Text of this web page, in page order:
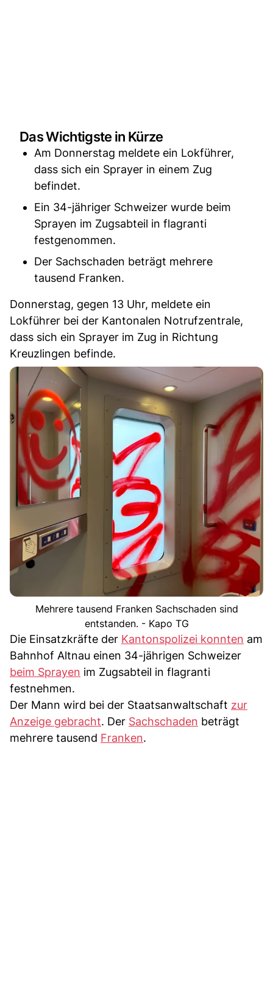
Das Wichtigste in Kürze
Am Donnerstag meldete ein Lokführer,
dass sich ein Sprayer in einem Zug
befindet.
Ein 34-jähriger Schweizer wurde beim
Sprayen im Zugsabteil in flagranti
festgenommen.
Der Sachschaden beträgt mehrere
tausend Franken.
Donnerstag, gegen 13 Uhr, meldete ein
Lokführer bei der Kantonalen Notrufzentrale,
dass sich ein Sprayer im Zug in Richtung
Kreuzlingen befinde.
Mehrere tausend Franken Sachschaden sind
entstanden. - Kapo TG
Die Einsatzkräfte der Kantonspolizei konnten am
Bahnhof Altnau einen 34-jährigen Schweizer
beim Sprayen im Zugsabteil in flagranti
festnehmen.
Der Mann wird bei der Staatsanwaltschaft zur
Anzeige gebracht. Der Sachschaden beträgt
mehrere tausend Franken.